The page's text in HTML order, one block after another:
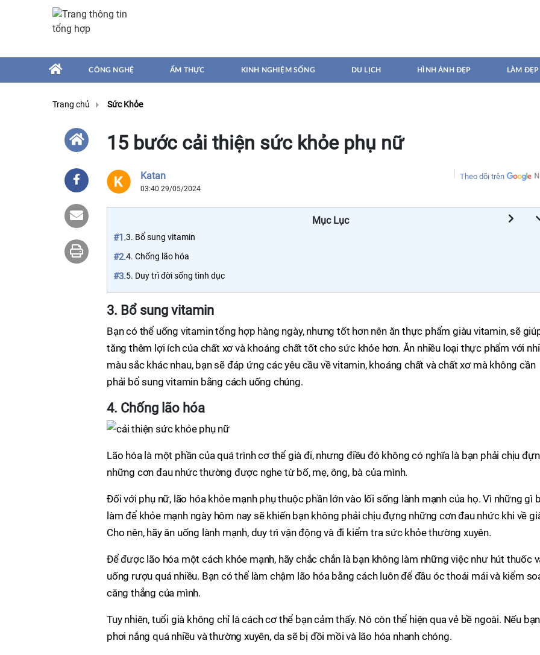
CÔNG NGHỆ ẨM THỰC KINH NGHIỆM SỐNG DU LỊCH HÌNH ẢNH ĐẸP LÀM ĐẸP
Trang chủ Sức Khỏe
15 bước cải thiện sức khỏe phụ nữ
Katan
03:40 29/05/2024
Theo dõi trên
Mục Lục
#1.3. Bổ sung vitamin
#2.4. Chống lão hóa
#3.5. Duy trì đời sống tình dục
3. Bổ sung vitamin
Bạn có thể uống vitamin tổng hợp hàng ngày, nhưng tốt hơn nên ăn thực phẩm giàu vitamin, sẽ
tăng thêm lợi ích của chất xơ và khoáng chất tốt cho sức khỏe hơn. Ăn nhiều loại thực phẩm với
màu sắc khác nhau, bạn sẽ đáp ứng các yêu cầu về vitamin, khoáng chất và chất xơ mà không cần
phải bổ sung vitamin bằng cách uống chúng.
4. Chống lão hóa
Lão hóa là một phần của quá trình cơ thể già đi, nhưng điều đó không có nghĩa là bạn phải chịu
những cơn đau nhức thường được nghe từ bố, mẹ, ông, bà của mình.
Đối với phụ nữ, lão hóa khỏe mạnh phụ thuộc phần lớn vào lối sống lành mạnh của họ. Vì những gì
làm để khỏe mạnh ngày hôm nay sẽ khiến bạn không phải chịu đựng những cơn đau nhức khi về
Cho nên, hãy ăn uống lành mạnh, duy trì vận động và đi kiểm tra sức khỏe thường xuyên.
Để được lão hóa một cách khỏe mạnh, hãy chắc chắn là bạn không làm những việc như hút thuốc
uống rượu quá nhiều. Bạn có thể làm chậm lão hóa bằng cách luôn để đầu óc thoải mái và kiểm
căng thẳng của mình.
Tuy nhiên, tuổi già không chỉ là cách cơ thể bạn cảm thấy. Nó còn thể hiện qua vẻ bề ngoài. Nếu bạn
phơi nắng quá nhiều và thường xuyên, da sẽ bị đồi mồi và lão hóa nhanh chóng.